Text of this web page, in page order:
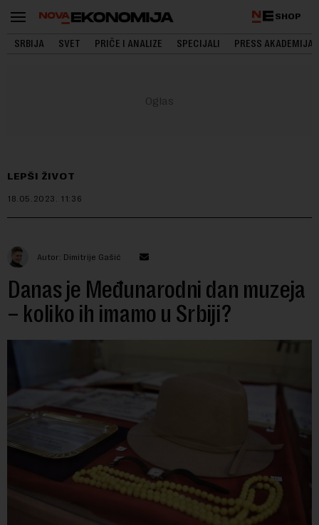
SHOP
SRBIJA SVET PRIČE I ANALIZE SPECIJALI PRESS AKADEMIJA
LEPŠI ŽIVOT
18.05.2023. 11:36
Autor: Dimitrije Gašić
Danas je Međunarodni dan muzeja
– koliko ih imamo u Srbiji?